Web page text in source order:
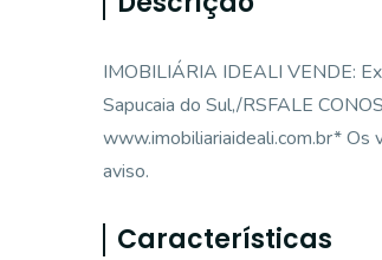
IMOBILIÁRIA IDEALI VENDE:
Sapucaia do Sul,/RSFALE
www.imobiliariaideali.com.br* Os
aviso.
Características